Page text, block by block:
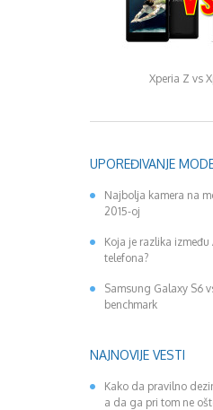
Xperia Z vs
UPOREĐIVANJE
Najbolja kamera na
2015-oj
Koja je razlika
telefona?
Samsung Galaxy S6
benchmark
NAJNOVIJE VESTI
Kako da pravilno
a da ga pri tom ne